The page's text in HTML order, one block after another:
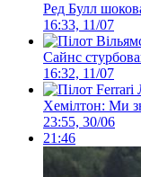
Ред Булл
16:33, 11/07
Сайнс
16:32, 11/07
Хемілтон: Ми
23:55, 30/06
21:46